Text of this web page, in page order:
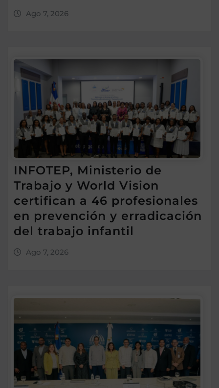
Ago 7, 2026
INFOTEP, Ministerio de
Trabajo y World Vision
certifican a 46 profesionales
en prevención y erradicación
del trabajo infantil
Ago 7, 2026